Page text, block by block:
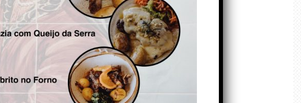
A marca Sporting em
todo o mundo está a
crescer atrás de
Ronaldo. Autor: Paulo
Freitas do Amaral
5 de Agosto de 2026
Falso crescimento…
Autor: Nuno Pereira
1 de Agosto de 2026